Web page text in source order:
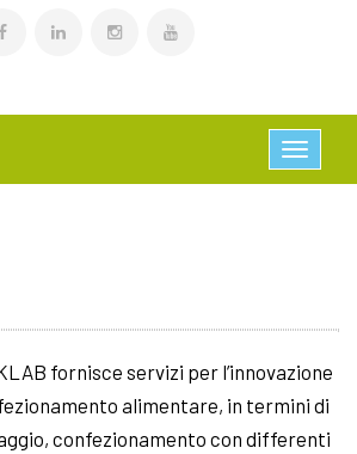
fornisce servizi per l’innovazione
alimentare, in termini di
confezionamento con differenti